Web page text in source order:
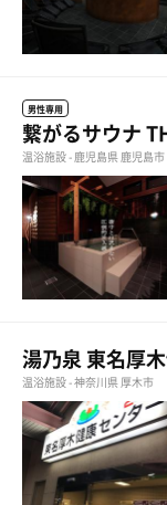
男性専用
繋がるサウナ
温浴施設 - 鹿児島県 鹿児島市
湯乃泉 東名厚
温浴施設 - 神奈川県 厚木市